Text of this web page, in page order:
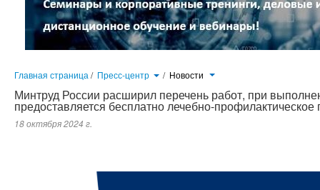
Главная страница / Пресс-центр / Новости
Минтруд России расширил перечень работ, при
предоставляется бесплатно лечебно-профилактическое
18 октября 2024 г.